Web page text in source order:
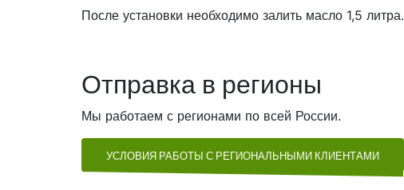
После установки необходимо залить масло 1,5 литра.
Отправка в регионы
Мы работаем с регионами по всей России.
УСЛОВИЯ РАБОТЫ С РЕГИОНАЛЬНЫМИ КЛИЕНТАМИ